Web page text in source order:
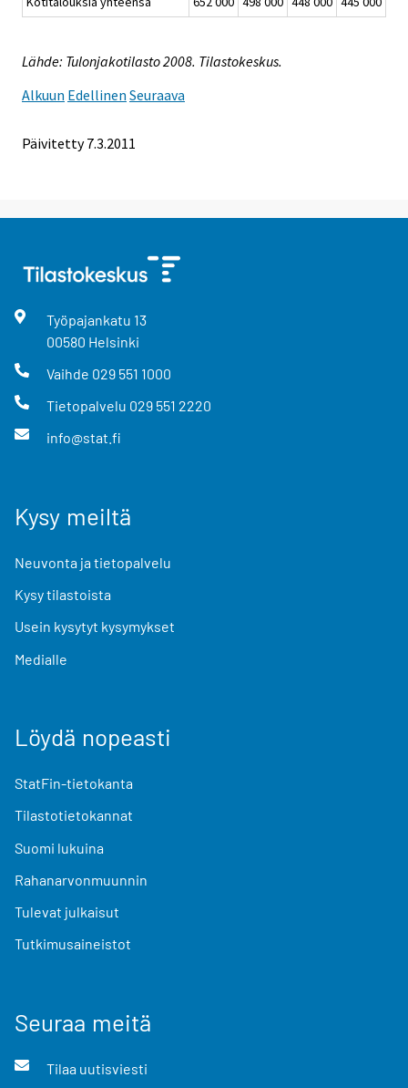
Lähde: Tulonjakotilasto 2008. Tilastokeskus.
Alkuun Edellinen Seuraava
Päivitetty 7.3.2011
Työpajankatu 13
00580 Helsinki
Vaihde 029 551 1000
Tietopalvelu 029 551 2220
info@stat.fi
Kysy meiltä
Neuvonta ja tietopalvelu
Kysy tilastoista
Usein kysytyt kysymykset
Medialle
Löydä nopeasti
StatFin-tietokanta
Tilastotietokannat
Suomi lukuina
Rahanarvonmuunnin
Tulevat julkaisut
Tutkimusaineistot
Seuraa meitä
Tilaa uutisviesti